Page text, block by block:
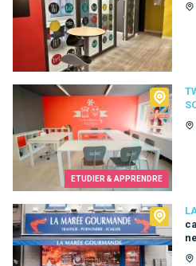
ETUDIER & APPRENDRE
Tweens&Teens language
La Marée Gourmande